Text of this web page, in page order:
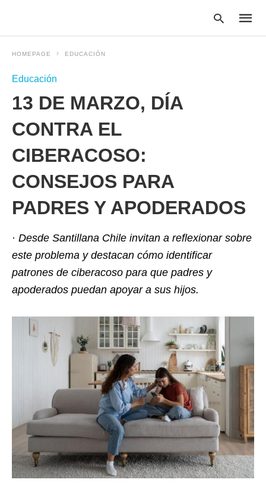
HOMEPAGE EDUCACIÓN
Educación
13 DE MARZO, DÍA
CONTRA EL
CIBERACOSO:
CONSEJOS PARA
PADRES Y APODERADOS
· Desde Santillana Chile invitan a reflexionar sobre
este problema y destacan cómo identificar
patrones de ciberacoso para que padres y
apoderados puedan apoyar a sus hijos.